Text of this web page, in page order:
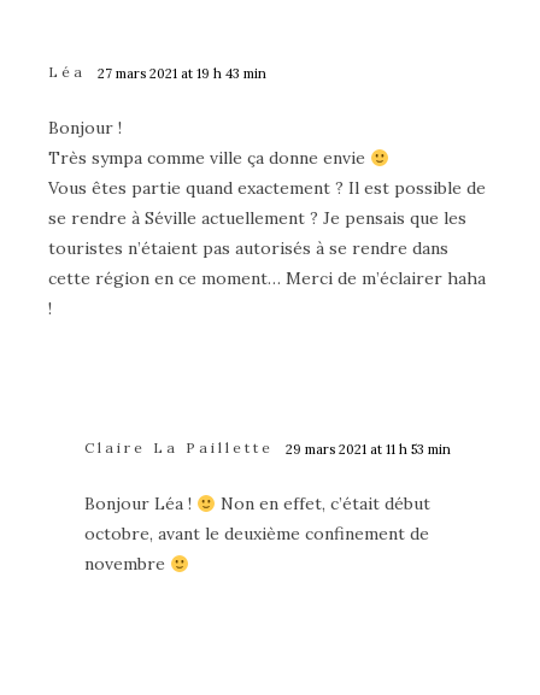
Léa 27 mars 2021 at 19 h 43 min
Bonjour !
Très sympa comme ville ça donne envie
Vous êtes partie quand exactement ? Il est possible de
se rendre à Séville actuellement ? Je pensais que les
touristes n’étaient pas autorisés à se rendre dans
cette région en ce moment… Merci de m’éclairer haha
!
Claire La Paillette 29 mars 2021 at 11 h 53 min
Bonjour Léa !
Non en effet, c’était début
octobre, avant le deuxième confinement de
novembre